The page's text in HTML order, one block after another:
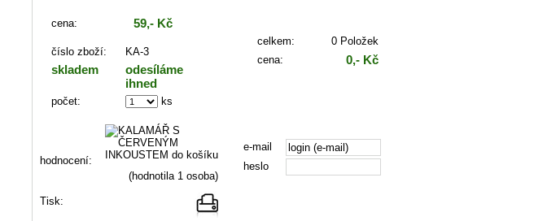
cena: 59,- Kč
číslo zboží: KA-3
skladem
odesíláme
ihned
počet: ks
hodnocení:
(hodnotila 1 osoba)
Tisk:
celkem:
0 Položek
cena:
0,- Kč
e-mail
heslo